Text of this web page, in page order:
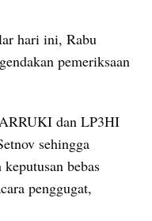
hari ini, Rabu
pemeriksaan
dan LP3HI
sehingga
bebas
penggugat,